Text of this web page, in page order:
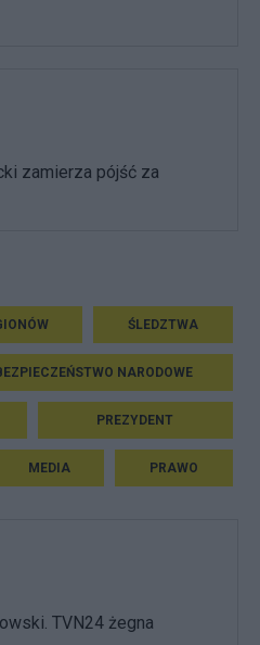
zamierza pójść za
ŚLEDZTWA
NARODOWE
PREZYDENT
MEDIA PRAWO
TVN24 żegna